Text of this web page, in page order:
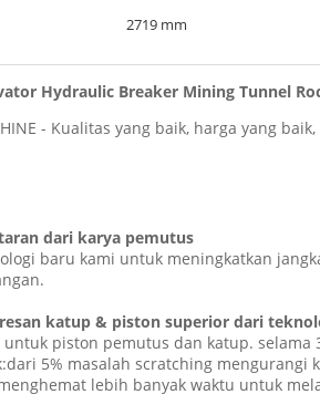
2719 mm
Hydraulic Breaker Mining Tunnel
- Kualitas yang baik, harga yang
dari karya pemutus
baru kami untuk meningkatkan
katup & piston superior dari
untuk piston pemutus dan katup.
5% masalah scratching mengurangi
lebih banyak waktu untuk